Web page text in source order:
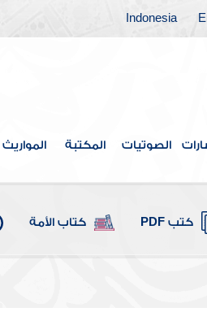
Indonesia
الصوتيات المكتبة المواريث
كتب PDF كتاب الأمة